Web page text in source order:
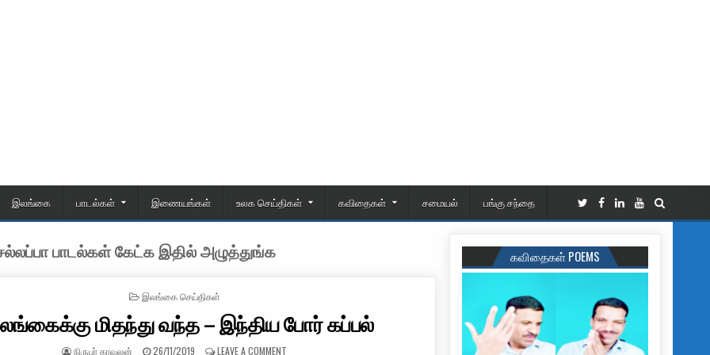
இலங்கை பாடல்கள் இணையங்கள் உலக செய்திகள் கவிதைகள் சமையல் பங்கு சந்தை
பாடல்கள் கேட்க இதில் அழுத்துங்க
POSTED IN
இலங்கை செய்திகள்
மிதந்து வந்த – இந்திய போர் கப்பல்
AUTHOR:
நிருபர் காவலன் PUBLISHED DATE:
26/11/2019 LEAVE A COMMENT ON இலங்கைக்கு மிதந்து வந்த – இந்திய போர் கப்பல்
கவிதைகள் POEMS